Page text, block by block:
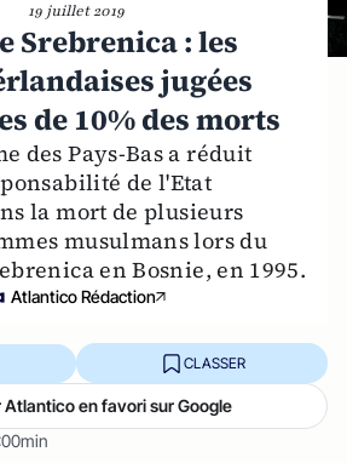
19 juillet 2019
Srebrenica : les
jugées
de 10% des morts
des Pays-Bas a réduit
de l'Etat
la mort de plusieurs
musulmans lors du
en Bosnie, en 1995.
Atlantico Rédaction
CLASSER
en favori sur Google